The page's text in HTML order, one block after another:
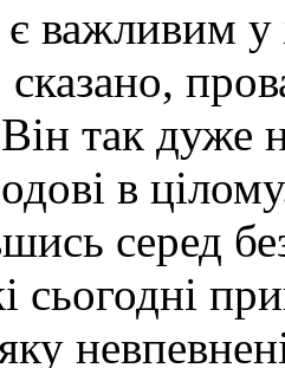
важливим у
Він так
в
серед
сьогодні